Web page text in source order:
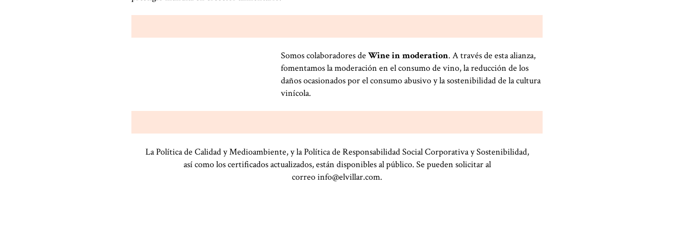
Somos colaboradores deWine in moderation. A través de esta alianza,
fomentamos la moderación en el consumo de vino, la reducción de los
daños ocasionados por el consumo abusivo y la sostenibilidad de la cultura
vinícola.
La Política de Calidad y Medioambiente, y la Política de Responsabilidad Social Corporativa y Sostenibilidad,
así como los certificados actualizados, están disponibles al público. Se pueden solicitar al
correoinfo@elvillar.com.